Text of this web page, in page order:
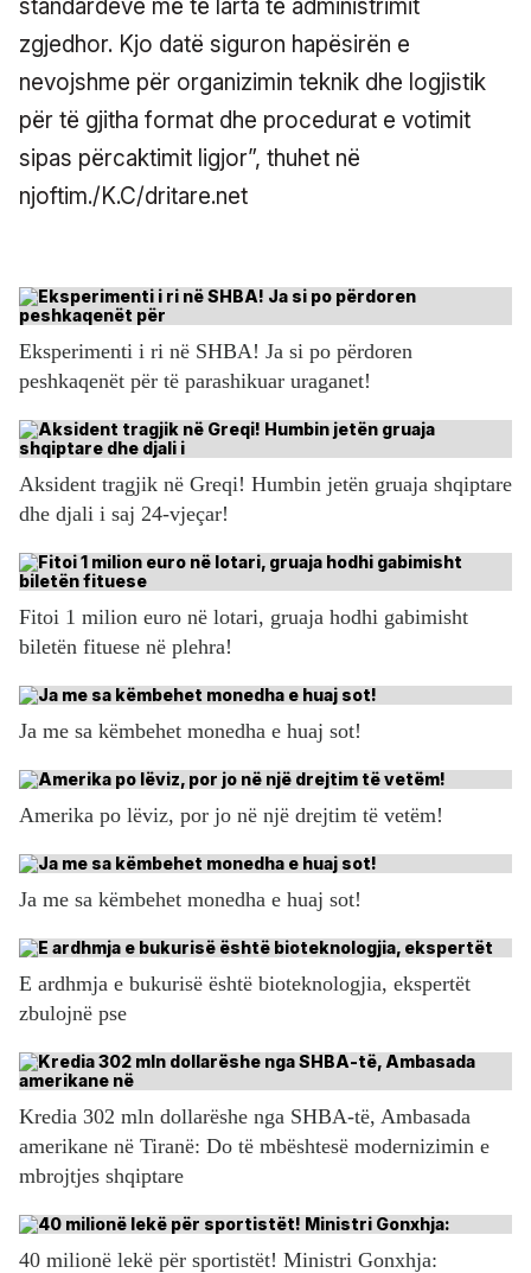
standardeve më të larta të administrimit
zgjedhor. Kjo datë siguron hapësirën e
nevojshme për organizimin teknik dhe logjistik
për të gjitha format dhe procedurat e votimit
sipas përcaktimit ligjor”, thuhet në
njoftim./K.C/dritare.net
Eksperimenti i ri në SHBA! Ja si po përdoren
peshkaqenët për të parashikuar uraganet!
Aksident tragjik në Greqi! Humbin jetën gruaja shqiptare
dhe djali i saj 24-vjeçar!
Fitoi 1 milion euro në lotari, gruaja hodhi gabimisht
biletën fituese në plehra!
Ja me sa këmbehet monedha e huaj sot!
Amerika po lëviz, por jo në një drejtim të vetëm!
Ja me sa këmbehet monedha e huaj sot!
E ardhmja e bukurisë është bioteknologjia, ekspertët
zbulojnë pse
Kredia 302 mln dollarëshe nga SHBA-të, Ambasada
amerikane në Tiranë: Do të mbështesë modernizimin e
mbrojtjes shqiptare
40 milionë lekë për sportistët! Ministri Gonxhja: